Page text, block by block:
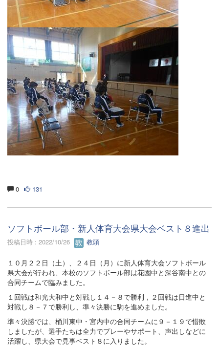
0 131
ソフトボール部・新人体育大会県大会ベスト８進出
投稿日時 : 2022/10/26 教頭
１０月２２日（土）、２４日（月）に新人体育大会ソフトボール
県大会が行われ、本校のソフトボール部は花園中と深谷南中との
合同チームで臨みました。
１回戦は和光大和中と対戦し１４－８で勝利，２回戦は日進中と
対戦し８－７で勝利し、準々決勝に駒を進めました。
準々決勝では、桶川東中・宮内中の合同チームに９－１９で惜敗
しましたが、選手たちは全力でプレーやサポート、声出しなどに
活躍し、県大会で見事ベスト８に入りました。